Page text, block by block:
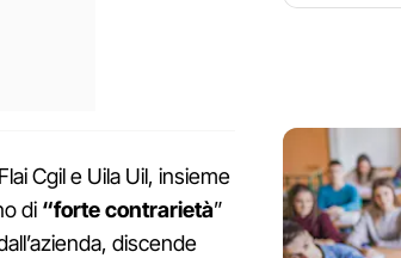
Cgil e Uila Uil, insieme
di “forte contrarietà”
discende